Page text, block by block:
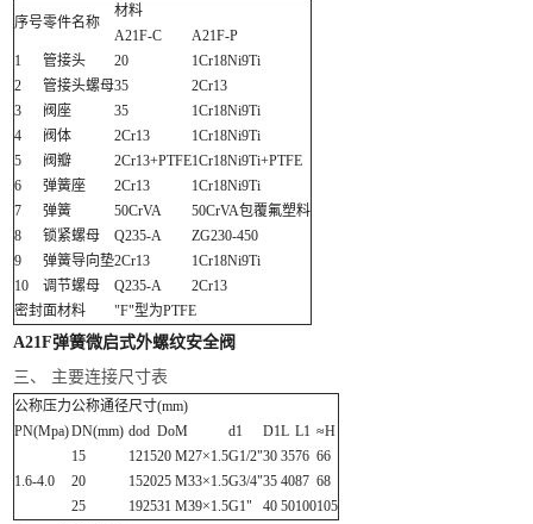
序号零件名称
材料
A21F-C
A21F-P
1
管接头 20
1Cr18Ni9Ti
2
管接头螺母35
2Cr13
3
阀座 35
1Cr18Ni9Ti
4
阀体 2Cr13
1Cr18Ni9Ti
5
阀瓣 2Cr13+PTFE1Cr18Ni9Ti+PTFE
6
弹簧座 2Cr13
1Cr18Ni9Ti
7
弹簧 50CrVA
50CrVA包覆氟塑料
8
锁紧螺母 Q235-A
ZG230-450
9
弹簧导向垫2Cr13
1Cr18Ni9Ti
10
调节螺母 Q235-A
2Cr13
密封面材料
"F"型为PTFE
A21F弹簧微启式外螺纹安全阀
三、 主要连接尺寸表
公称压力
PN(Mpa)
公称通径
DN(mm)
尺寸(mm)
dod DoM d1 D1L L1 ≈H
1.6-4.0
15 121520 M27×1.5G1/2"30 3576 66
20
152025 M33×1.5G3/4"35 4087 68
25
192531 M39×1.5G1" 40 50100105